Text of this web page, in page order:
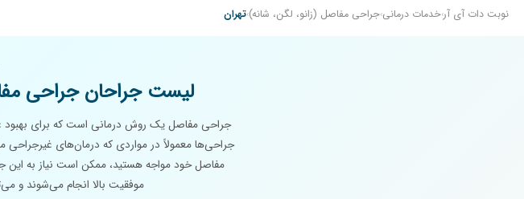
نوبت دات آی آرخدمات درمانی جراحی مفاصل (زانو، لگن، شانه) تهران
لیست جراحان جراحی
جراحی مفاصل یک روش درمانی است که برای
جراحی‌ها معمولاً در مواردی که درمان‌های غیرجراحی
مفاصل خود مواجه هستید، ممکن است نیاز به این
موفقیت بالا انجام می‌شوند و